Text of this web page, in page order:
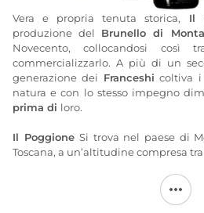
Vera e propria tenuta storica, Il
produzione del Brunello di
Novecento, collocandosi
commercializzarlo. A più di un
generazione dei Franceshi coltiva
natura e con lo stesso impegno
prima di loro.
Il PoggioneSi trova nel paese di
Toscana, a un’altitudine compresa
vini da lunga conservazione. Il
Il Poggione
,